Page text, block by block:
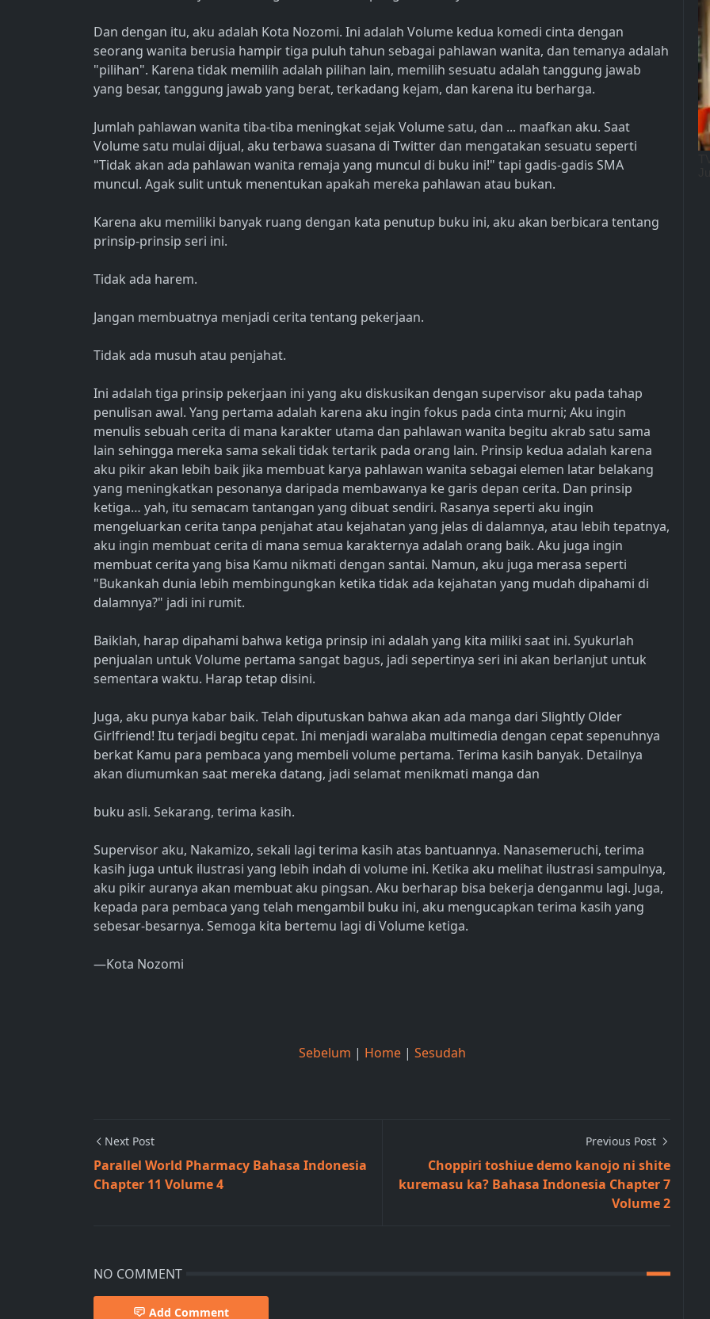
Dan dengan itu, aku adalah Kota Nozomi. Ini adalah Volume kedua komedi cinta dengan
seorang wanita berusia hampir tiga puluh tahun sebagai pahlawan wanita, dan temanya adalah
"pilihan". Karena tidak memilih adalah pilihan lain, memilih sesuatu adalah tanggung jawab
yang besar, tanggung jawab yang berat, terkadang kejam, dan karena itu berharga.
Jumlah pahlawan wanita tiba-tiba meningkat sejak Volume satu, dan ... maafkan aku. Saat
Volume satu mulai dijual, aku terbawa suasana di Twitter dan mengatakan sesuatu seperti
"Tidak akan ada pahlawan wanita remaja yang muncul di buku ini!" tapi gadis-gadis SMA
muncul. Agak sulit untuk menentukan apakah mereka pahlawan atau bukan.
Karena aku memiliki banyak ruang dengan kata penutup buku ini, aku akan berbicara tentang
prinsip-prinsip seri ini.
Tidak ada harem.
Jangan membuatnya menjadi cerita tentang pekerjaan.
Tidak ada musuh atau penjahat.
Ini adalah tiga prinsip pekerjaan ini yang aku diskusikan dengan supervisor aku pada tahap
penulisan awal. Yang pertama adalah karena aku ingin fokus pada cinta murni; Aku ingin
menulis sebuah cerita di mana karakter utama dan pahlawan wanita begitu akrab satu sama
lain sehingga mereka sama sekali tidak tertarik pada orang lain. Prinsip kedua adalah karena
aku pikir akan lebih baik jika membuat karya pahlawan wanita sebagai elemen latar belakang
yang meningkatkan pesonanya daripada membawanya ke garis depan cerita. Dan prinsip
ketiga… yah, itu semacam tantangan yang dibuat sendiri. Rasanya seperti aku ingin
mengeluarkan cerita tanpa penjahat atau kejahatan yang jelas di dalamnya, atau lebih tepatnya,
aku ingin membuat cerita di mana semua karakternya adalah orang baik. Aku juga ingin
membuat cerita yang bisa Kamu nikmati dengan santai. Namun, aku juga merasa seperti
"Bukankah dunia lebih membingungkan ketika tidak ada kejahatan yang mudah dipahami di
dalamnya?" jadi ini rumit.
Baiklah, harap dipahami bahwa ketiga prinsip ini adalah yang kita miliki saat ini. Syukurlah
penjualan untuk Volume pertama sangat bagus, jadi sepertinya seri ini akan berlanjut untuk
sementara waktu. Harap tetap disini.
Juga, aku punya kabar baik. Telah diputuskan bahwa akan ada manga dari Slightly Older
Girlfriend! Itu terjadi begitu cepat. Ini menjadi waralaba multimedia dengan cepat sepenuhnya
berkat Kamu para pembaca yang membeli volume pertama. Terima kasih banyak. Detailnya
akan diumumkan saat mereka datang, jadi selamat menikmati manga dan
buku asli. Sekarang, terima kasih.
Supervisor aku, Nakamizo, sekali lagi terima kasih atas bantuannya. Nanasemeruchi, terima
kasih juga untuk ilustrasi yang lebih indah di volume ini. Ketika aku melihat ilustrasi sampulnya,
aku pikir auranya akan membuat aku pingsan. Aku berharap bisa bekerja denganmu lagi. Juga,
kepada para pembaca yang telah mengambil buku ini, aku mengucapkan terima kasih yang
sebesar-besarnya. Semoga kita bertemu lagi di Volume ketiga.
—Kota Nozomi
Sebelum | Home | Sesudah
Next Post
Parallel World Pharmacy Bahasa Indonesia
Chapter 11 Volume 4
Previous Post
Choppiri toshiue demo kanojo ni shite
kuremasu ka? Bahasa Indonesia Chapter 7
Volume 2
NO COMMENT
Add Comment